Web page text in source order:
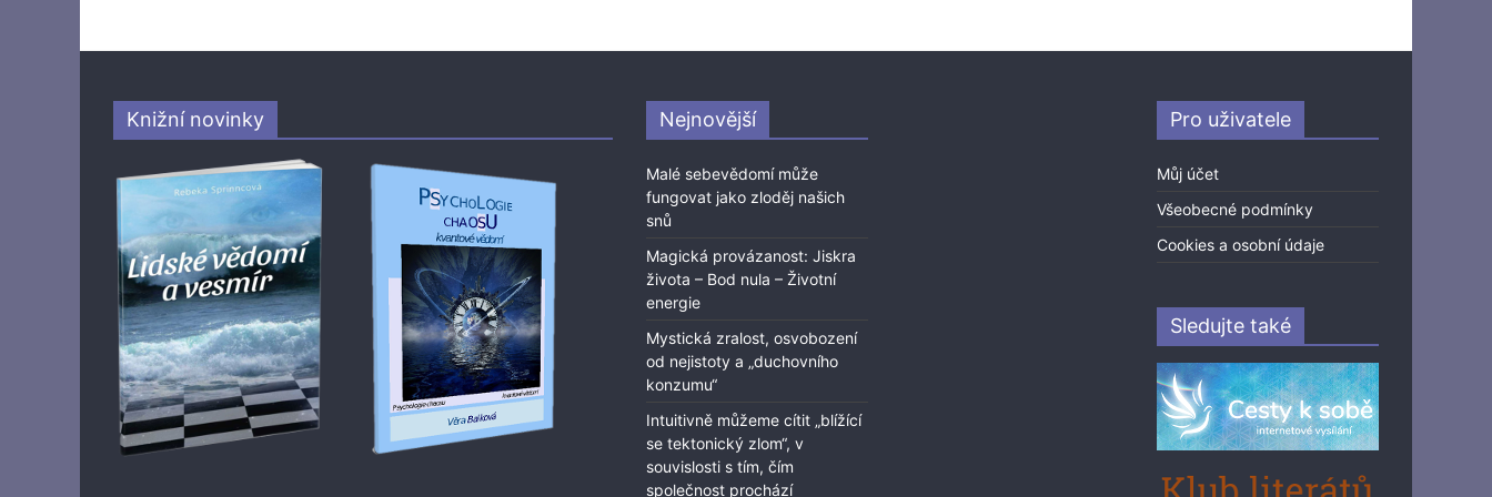
Knižní novinky Nejnovější
Malé sebevědomí může
fungovat jako zloděj našich
snů
Magická provázanost: Jiskra
života – Bod nula – Životní
energie
Mystická zralost, osvobození
od nejistoty a „duchovního
konzumu“
Intuitivně můžeme cítit „blížící
se tektonický zlom“, v
souvislosti s tím, čím
společnost prochází
Pro uživatele
Můj účet
Všeobecné podmínky
Cookies a osobní údaje
Sledujte také